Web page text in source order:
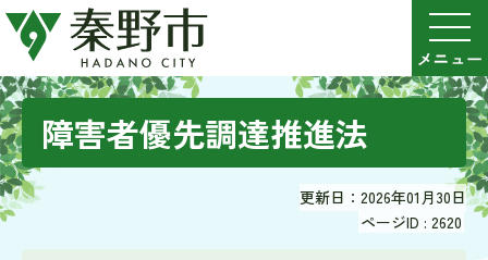
障害者優先調達推進法
更新日：2026年01月30日
ページID : 2620